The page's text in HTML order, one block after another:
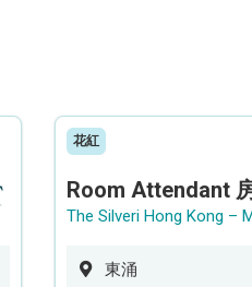
花紅
The Silveri Hong Kong –
東涌